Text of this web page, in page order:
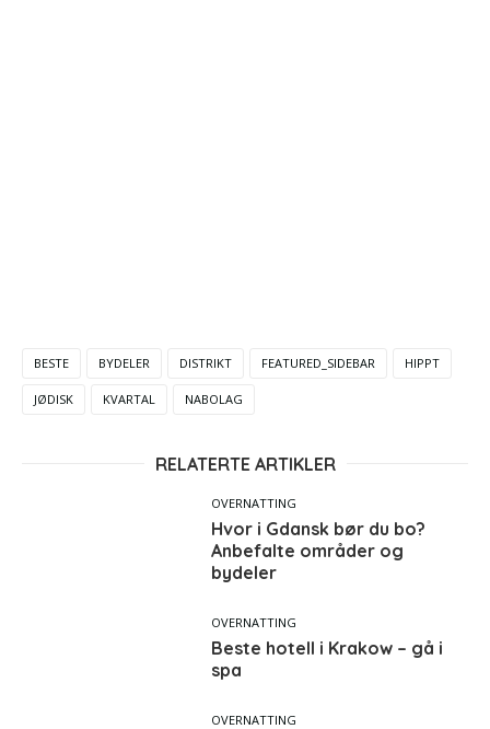
BESTE BYDELER DISTRIKT FEATURED_SIDEBAR HIPPT
JØDISK KVARTAL NABOLAG
RELATERTE ARTIKLER
OVERNATTING
Hvor i Gdansk bør du bo?
Anbefalte områder og
bydeler
OVERNATTING
Beste hotell i Krakow – gå i
spa
OVERNATTING